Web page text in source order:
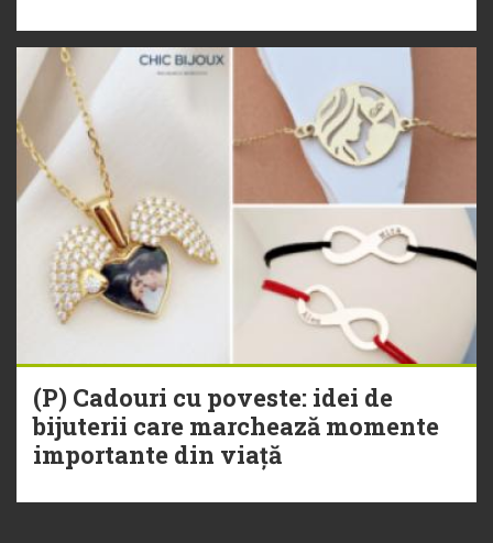
(P) Cadouri cu poveste: idei de
bijuterii care marchează momente
importante din viață